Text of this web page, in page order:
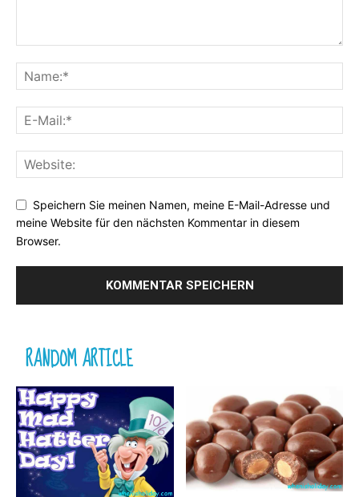
Speichern Sie meinen Namen, meine E-Mail-Adresse und
meine Website für den nächsten Kommentar in diesem
Browser.
RANDOM ARTICLE